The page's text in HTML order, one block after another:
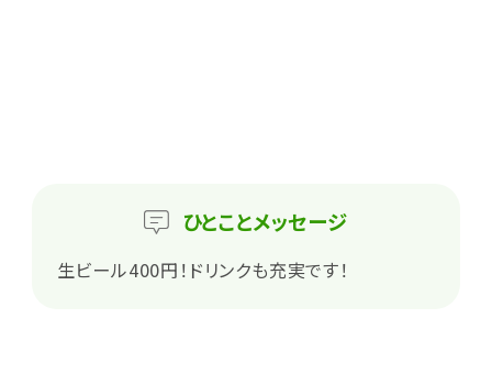
ひとことメッセージ
生ビール400円！ドリンクも充実です！